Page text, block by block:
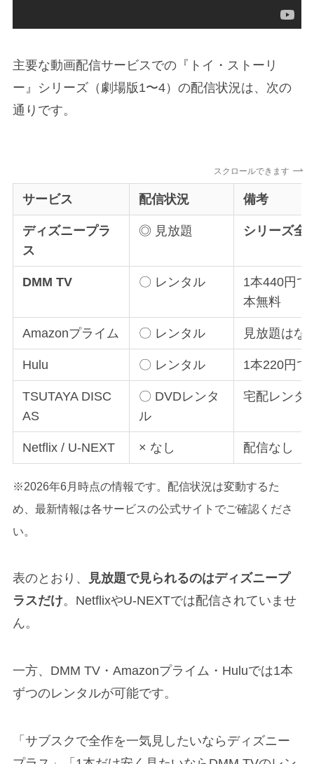
主要な動画配信サービスでの『トイ・ストーリ
ー』シリーズ（劇場版1〜4）の配信状況は、次の
通りです。
スクロールできます
サービス 配信状況 備考
ディズニープラ
ス
◎ 見放題 シリーズ全
DMM TV 〇 レンタル
1本440円で
本無料
Amazonプライム 〇 レンタル 見放題はな
Hulu 〇 レンタル 1本220円で
TSUTAYA DISC
AS
〇 DVDレンタ
ル
宅配レンタ
Netflix / U-NEXT × なし 配信なし
※2026年6月時点の情報です。配信状況は変動するた
め、最新情報は各サービスの公式サイトでご確認くださ
い。
表のとおり、
見放題で見られるのはディズニープ
ラスだけ。NetflixやU-NEXTでは配信されていませ
ん。
一方、DMM TV・Amazonプライム・Huluでは1本
ずつのレンタルが可能です。
「サブスクで全作を一気見したいならディズニー